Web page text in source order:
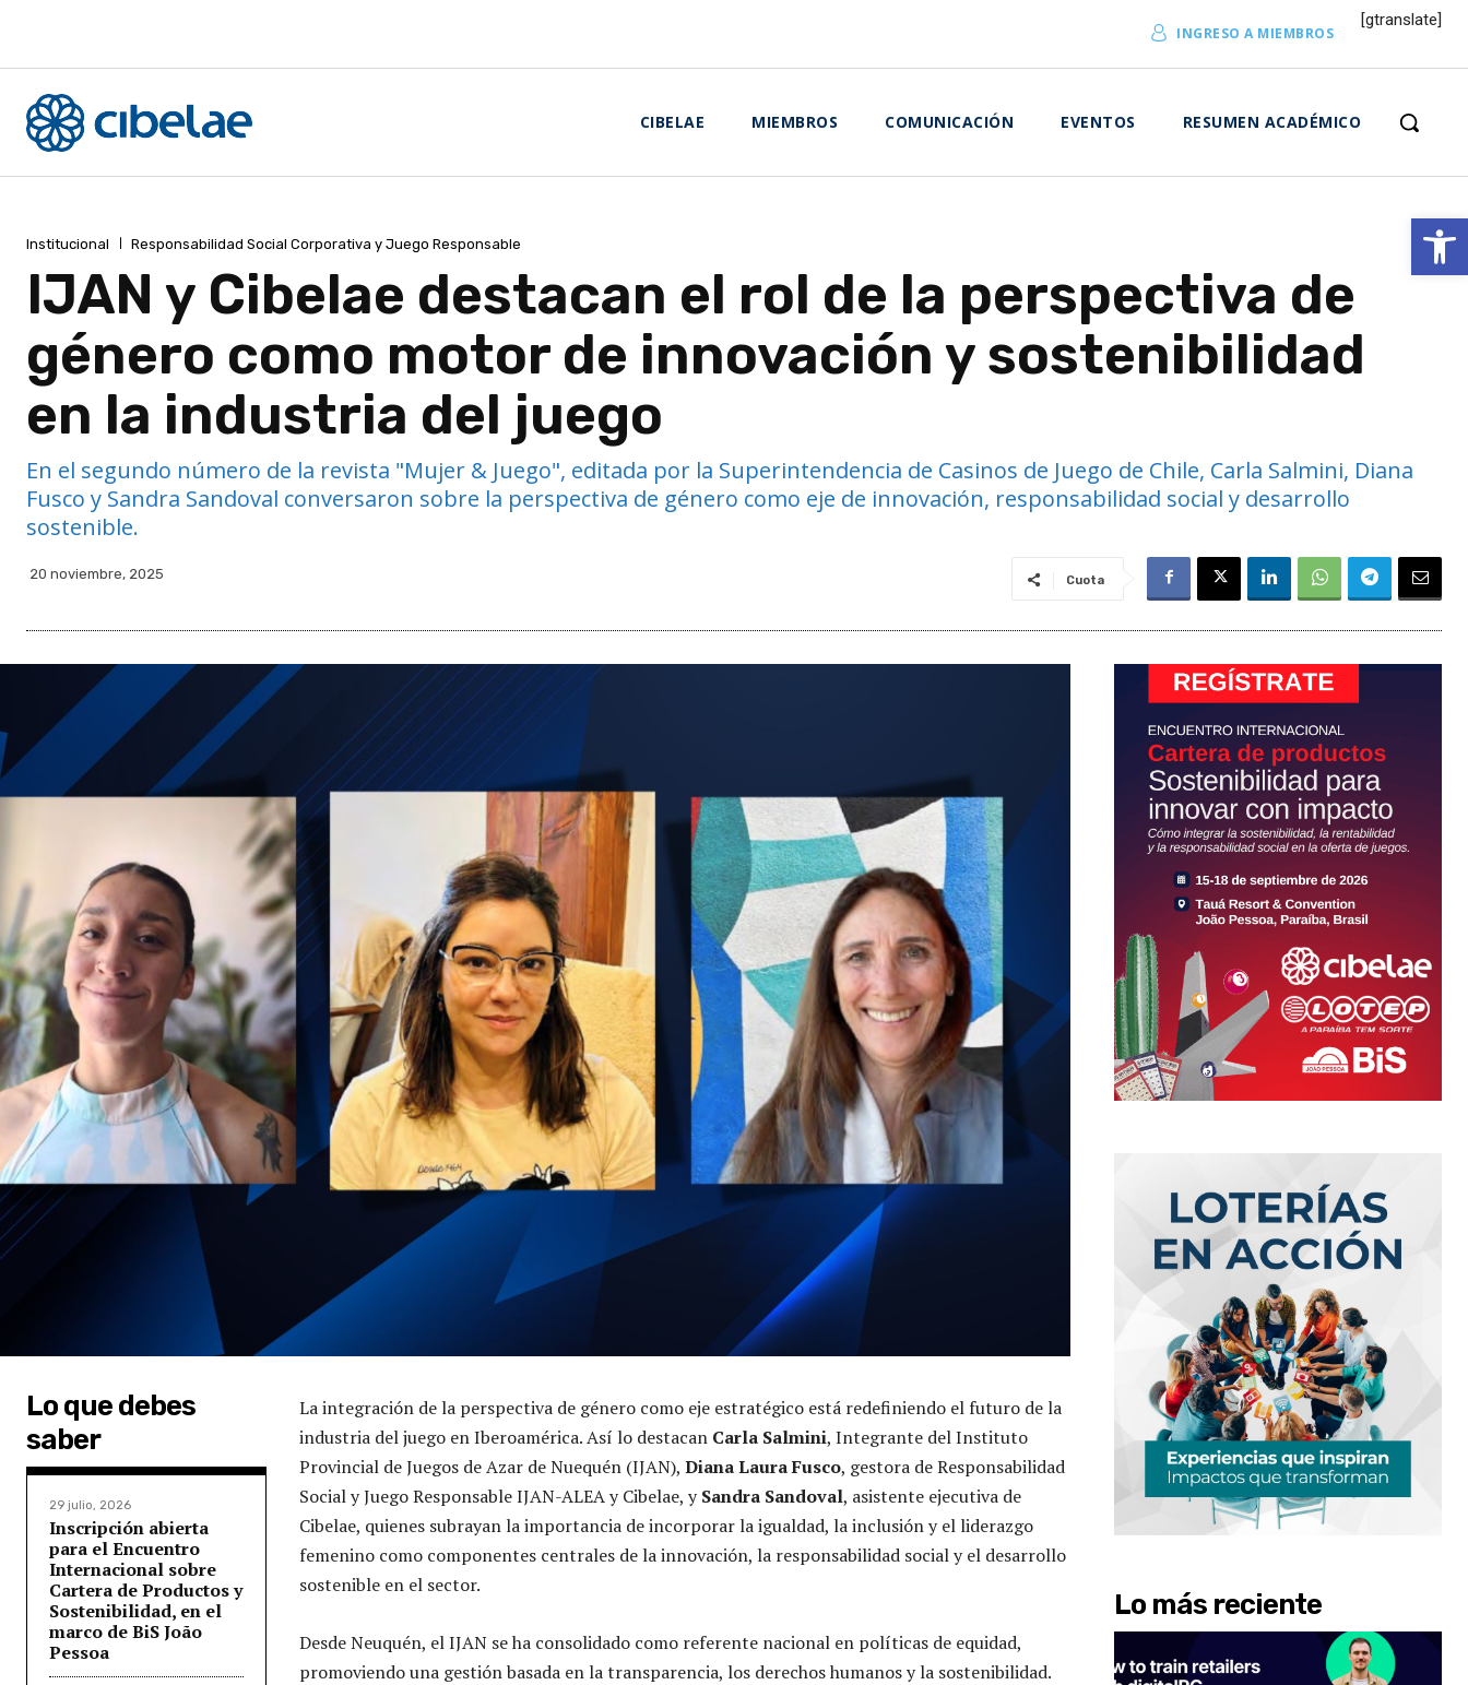
Abrir
INGRESO A MIEMBROS
[gtranslate]
CIBELAE MIEMBROS COMUNICACIÓN EVENTOS RESUMEN ACADÉMICO
Institucional Responsabilidad Social Corporativa y Juego Responsable
IJAN y Cibelae destacan el rol de la perspectiva de
género como motor de innovación y sostenibilidad
en la industria del juego
En el segundo número de la revista "Mujer & Juego", editada por la Superintendencia de Casinos de Juego de Chile, Carla Salmini, Diana
Fusco y Sandra Sandoval conversaron sobre la perspectiva de género como eje de innovación, responsabilidad social y desarrollo
sostenible.
20 noviembre, 2025 Cuota
Lo que debes
saber
29 julio, 2026
Inscripción abierta
para el Encuentro
Internacional sobre
Cartera de Productos y
Sostenibilidad, en el
marco de BiS João
Pessoa
La integración de la perspectiva de género como eje estratégico está redefiniendo el futuro de la
industria del juego en Iberoamérica. Así lo destacan Carla Salmini, Integrante del Instituto
Provincial de Juegos de Azar de Nuequén (IJAN), Diana Laura Fusco, gestora de Responsabilidad
Social y Juego Responsable IJAN-ALEA y Cibelae, ySandra Sandoval, asistente ejecutiva de
Cibelae, quienes subrayan la importancia de incorporar la igualdad, la inclusión y el liderazgo
femenino como componentes centrales de la innovación, la responsabilidad social y el desarrollo
sostenible en el sector.
Desde Neuquén, el IJAN se ha consolidado como referente nacional en políticas de equidad,
promoviendo una gestión basada en la transparencia, los derechos humanos y la sostenibilidad.
Lo más reciente